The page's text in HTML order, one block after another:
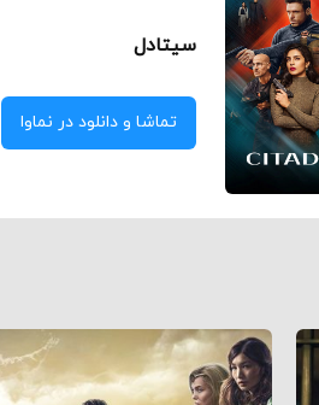
سیتادل
تماشا و دانلود در نماوا